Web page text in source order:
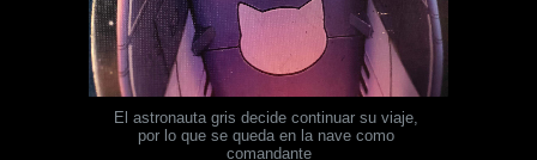
El astronauta gris decide continuar su viaje,
por lo que se queda en la nave como
comandante